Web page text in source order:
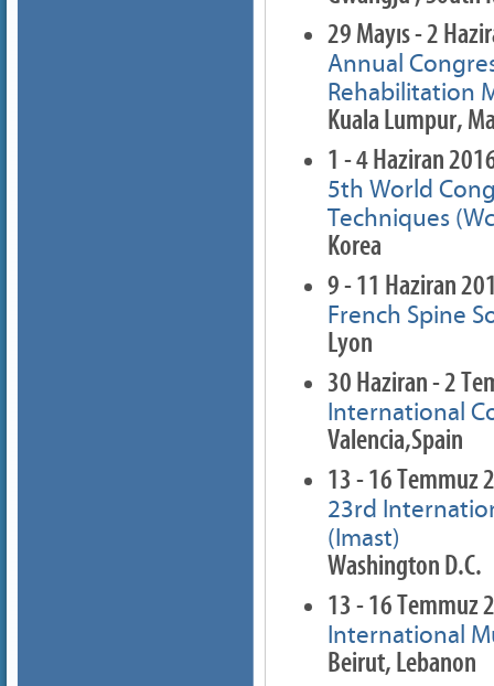
29 Mayıs - 2
Annual
Rehabilitation
Kuala Lumpur,
1 - 4 Haziran
5th World
Techniques
Korea
9 - 11 Haziran
French Spine
Lyon
30 Haziran - 2
International
Valencia,Spain
13 - 16 Temmuz
23rd
(Imast)
Washington D.C.
13 - 16 Temmuz
International
Beirut, Lebanon